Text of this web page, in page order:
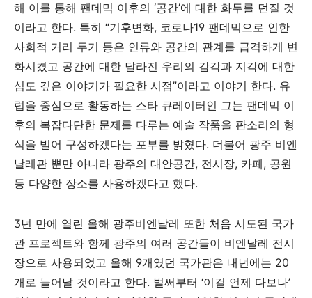
해 이를 통해 팬데믹 이후의 ‘공간’에 대한 화두를 던질 것
이라고 한다. 특히 “기후변화, 코로나19 팬데믹으로 인한
사회적 거리 두기 등은 인류와 공간의 관계를 급격하게 변
화시켰고 공간에 대한 달라진 우리의 감각과 지각에 대한
심도 깊은 이야기가 필요한 시점”이라고 이야기 한다. 유
럽을 중심으로 활동하는 스타 큐레이터인 그는 팬데믹 이
후의 복잡다단한 문제를 다루는 예술 작품을 판소리의 형
식을 빌어 구성하겠다는 포부를 밝혔다. 더불어 광주 비엔
날레관 뿐만 아니라 광주의 대안공간, 전시장, 카페, 공원
등 다양한 장소를 사용하겠다고 했다.
3년 만에 열린 올해 광주비엔날레 또한 처음 시도된 국가
관 프로젝트와 함께 광주의 여러 공간들이 비엔날레 전시
장으로 사용되었고 올해 9개였던 국가관은 내년에는 20
개로 늘어날 것이라고 한다. 벌써부터 ‘이걸 언제 다보나’